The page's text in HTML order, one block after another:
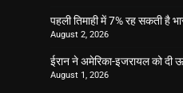
पहली तिमाही में 7% रह सकती है
August 2, 2026
ईरान ने अमेरिका-इजरायल को दी
August 1, 2026